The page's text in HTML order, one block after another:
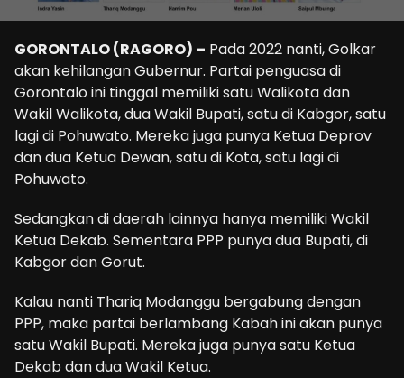
GORONTALO (RAGORO) – Pada 2022 nanti, Golkar
akan kehilangan Gubernur. Partai penguasa di
Gorontalo ini tinggal memiliki satu Walikota dan
Wakil Walikota, dua Wakil Bupati, satu di Kabgor, satu
lagi di Pohuwato. Mereka juga punya Ketua Deprov
dan dua Ketua Dewan, satu di Kota, satu lagi di
Pohuwato.
Sedangkan di daerah lainnya hanya memiliki Wakil
Ketua Dekab. Sementara PPP punya dua Bupati, di
Kabgor dan Gorut.
Kalau nanti Thariq Modanggu bergabung dengan
PPP, maka partai berlambang Kabah ini akan punya
satu Wakil Bupati. Mereka juga punya satu Ketua
Dekab dan dua Wakil Ketua.